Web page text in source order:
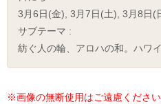
3月6日(金), 3月7日(土), 3月8日(
サブテーマ :
紡ぐ人の輪、アロハの和。ハワ
※画像の無断使用はご遠慮くださ